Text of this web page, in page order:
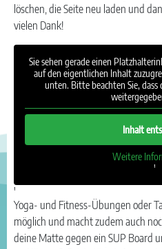
löschen, die Seite neu laden und
vielen Dank!
Sie sehen gerade einen
auf den eigentlichen Inhalt
unten. Bitte beachten Sie,
Inhalt
Weitere
'
'
Yoga- und Fitness-Übungen oder
möglich und macht zudem auch
deine Matte gegen ein SUP Board